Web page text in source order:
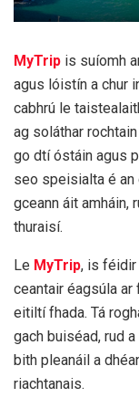
MyTrip is suíomh
agus lóistín a chur
cabhrú le
ag soláthar
go dtí óstáin agus
seo speisialta é an
gceann áit amháin,
thuraisí.
Le MyTrip, is féidir
ceantair éagsúla
eitiltí fhada. Tá
gach buiséad, rud
bith pleanáil a
riachtanais.